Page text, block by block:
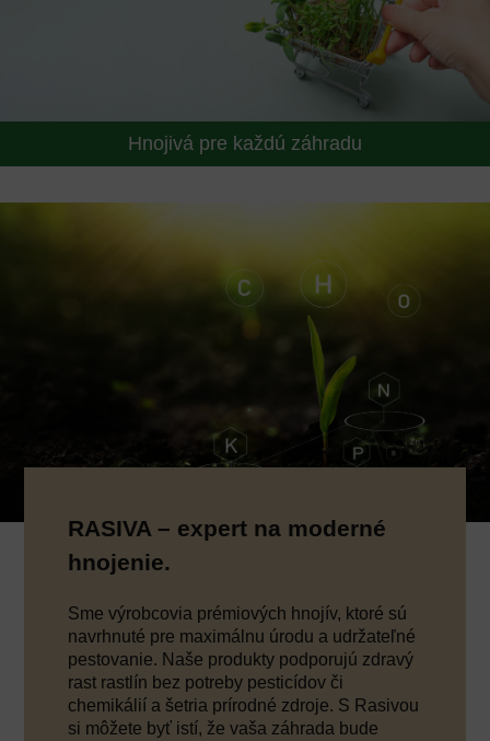
Hnojivá pre každú záhradu
RASIVA – expert na moderné
hnojenie.
Sme výrobcovia prémiových hnojív, ktoré sú
navrhnuté pre maximálnu úrodu a udržateľné
pestovanie. Naše produkty podporujú zdravý
rast rastlín bez potreby pesticídov či
chemikálií a šetria prírodné zdroje. S Rasivou
si môžete byť istí, že vaša záhrada bude